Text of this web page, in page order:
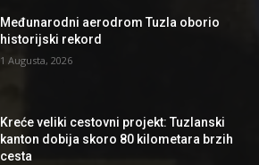
Međunarodni aerodrom Tuzla oborio
historijski rekord
1 Augusta, 2026
Kreće veliki cestovni projekt: Tuzlanski
kanton dobija skoro 80 kilometara brzih
cesta